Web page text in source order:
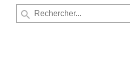
search